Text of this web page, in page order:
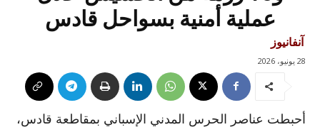
عملية أمنية بسواحل قادس
آنفانيوز
28 يونيو، 2026
أحبطت عناصر الحرس المدني الإسباني بمقاطعة قادس،